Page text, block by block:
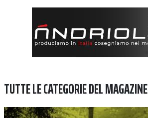
TUTTE LE CATEGORIE DEL MAGAZINE